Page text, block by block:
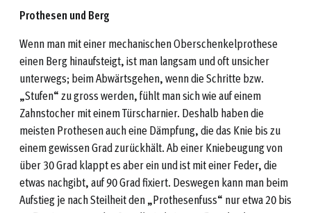
Prothesen und Berg
Wenn man mit einer mechanischen Oberschenkelprothese
einen Berg hinaufsteigt, ist man langsam und oft unsicher
unterwegs; beim Abwärtsgehen, wenn die Schritte bzw.
„Stufen“ zu gross werden, fühlt man sich wie auf einem
Zahnstocher mit einem Türscharnier. Deshalb haben die
meisten Prothesen auch eine Dämpfung, die das Knie bis zu
einem gewissen Grad zurückhält. Ab einer Kniebeugung von
über 30 Grad klappt es aber ein und ist mit einer Feder, die
etwas nachgibt, auf 90 Grad fixiert. Deswegen kann man beim
Aufstieg je nach Steilheit den „Prothesenfuss“ nur etwa 20 bis